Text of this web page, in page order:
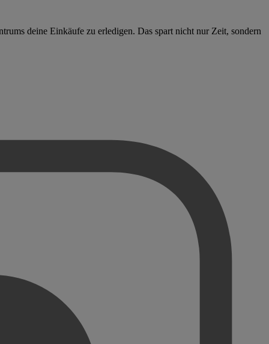
deine Einkäufe zu erledigen. Das spart nicht nur Zeit, sondern